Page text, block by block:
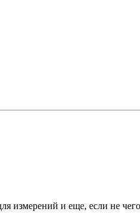
измерений и еще, если не